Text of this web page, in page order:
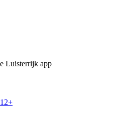
Luisterrijk app
12+